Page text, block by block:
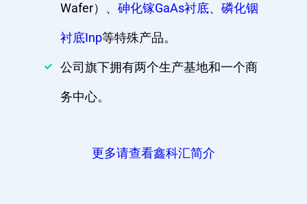
Wafer）、 砷化镓GaAs衬底、 磷化铟
衬底Inp等特殊产品。
公司旗下拥有两个生产基地和一个商
务中心。
更多请查看鑫科汇简介